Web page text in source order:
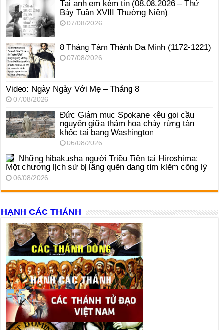
Tại anh em kém tin (08.08.2026 – Thứ
Bảy Tuần XVIII Thường Niên)
07/08/2026
8 Tháng Tám Thánh Ða Minh (1172-1221)
07/08/2026
Video: Ngày Ngày Với Mẹ – Tháng 8
07/08/2026
Đức Giám mục Spokane kêu gọi cầu
nguyện giữa thảm họa cháy rừng tàn
khốc tại bang Washington
06/08/2026
Những hibakusha người Triều Tiên tại Hiroshima:
Một chương lịch sử bị lãng quên đang tìm kiếm công lý
06/08/2026
HẠNH CÁC THÁNH